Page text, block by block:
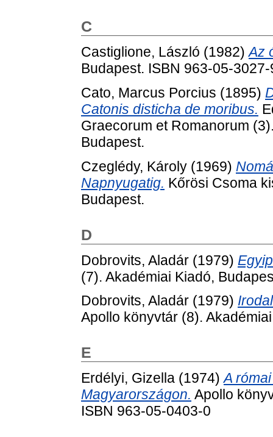
C
Castiglione, László (1982)Az
Budapest. ISBN 963-05-3027-
Cato, Marcus Porcius (1895)
Catonis disticha de moribus.
Graecorum et Romanorum
Budapest.
Czeglédy, Károly (1969)
Napnyugatig. Kőrösi Csoma
Budapest.
D
Dobrovits, Aladár (1979)
(7). Akadémiai Kiadó,
Dobrovits, Aladár (1979)
Apollo könyvtár (8).
E
Erdélyi, Gizella (1974)A
Magyarországon. Apollo
ISBN 963-05-0403-0